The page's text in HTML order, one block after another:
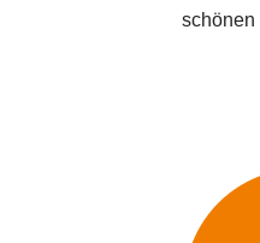
schönen